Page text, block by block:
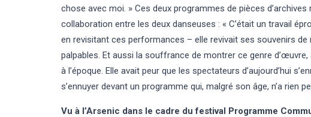
chose avec moi. » Ces deux programmes de pièces
collaboration entre les deux danseuses : « C’était un travail
en revisitant ces performances – elle revivait ses souvenirs de
palpables. Et aussi la souffrance de montrer ce genre
à l’époque. Elle avait peur que les spectateurs d’aujourd’hui
s’ennuyer devant un programme qui, malgré son âge, n’a rien
Vu à l’Arsenic dans le cadre du festival Programme